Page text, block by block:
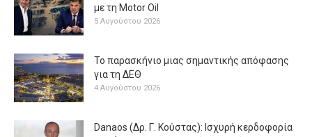
με τη Μotor Oil
5 Αυγούστου 2026
Το παρασκήνιο μιας σημαντικής απόφασης
για τη ΔΕΘ
4 Αυγούστου 2026
Danaos (Δρ. Γ. Κούστας): Ισχυρή κερδοφορία